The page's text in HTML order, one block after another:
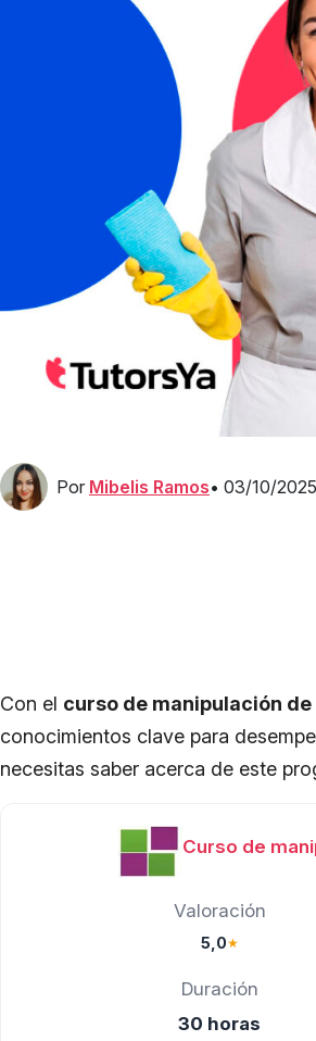
Por Mibelis Ramos• 03/10/2025
Con el curso de manipulación
conocimientos clave para
necesitas saber acerca de este
Curso de
Valoración
5,0★
Duración
30 horas